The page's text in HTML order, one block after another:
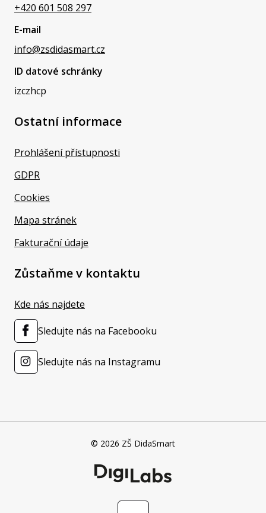
+420 601 508 297
E-mail
info@zsdidasmart.cz
ID datové schránky
izczhcp
Ostatní informace
Prohlášení přístupnosti
GDPR
Cookies
Mapa stránek
Fakturační údaje
Zůstaňme v kontaktu
Kde nás najdete
Sledujte nás na Facebooku
Sledujte nás na Instagramu
© 2026 ZŠ DidaSmart